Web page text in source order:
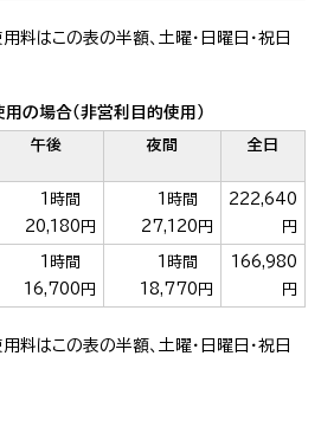
料はこの表の半額、土曜・日曜日・祝日
の場合（非営利目的使用）
午後 夜間 全日
1時間
20,180円
1時間
27,120円
222,640
円
1時間
16,700円
1時間
18,770円
166,980
円
料はこの表の半額、土曜・日曜日・祝日